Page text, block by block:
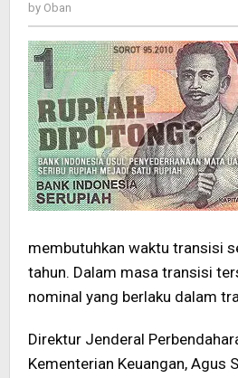
by Oban
membutuhkan waktu transisi
tahun. Dalam masa transisi
nominal yang berlaku dalam
Direktur Jenderal
Kementerian Keuangan, Agus